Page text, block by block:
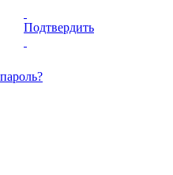
Подтвердить